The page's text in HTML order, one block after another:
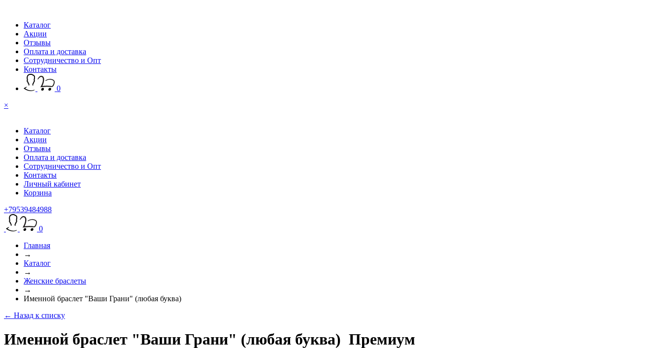
Каталог
Акции
Отзывы
Оплата и доставка
Сотрудничество и Опт
Контакты
0
×
Каталог
Акции
Отзывы
Оплата и доставка
Сотрудничество и Опт
Контакты
Личный кабинет
Корзина
+79539484988
0
Главная
→
Каталог
→
Женские браслеты
→
Именной браслет "Ваши Грани" (любая буква)
← Назад к списку
Именной браслет "Ваши Грани" (любая буква) Премиум